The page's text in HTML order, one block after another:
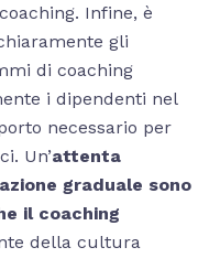
Infine, è
gli
di coaching
i dipendenti nel
necessario per
Un’attenta
graduale sono
il coaching
della cultura